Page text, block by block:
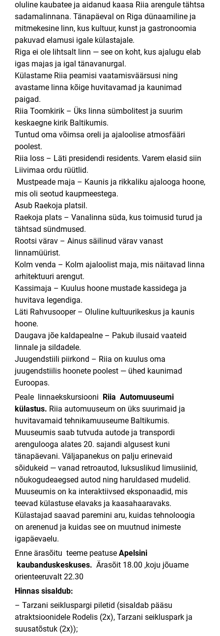
oluline kaubatee ja aidanud kaasa Riia arengule tähtsa
sadamalinnana. Tänapäeval on Riga dünaamiline ja
mitmekesine linn, kus kultuur, kunst ja gastronoomia
pakuvad elamusi igale külastajale.
Riga ei ole lihtsalt linn — see on koht, kus ajalugu elab
igas majas ja igal tänavanurgal.
Külastame Riia peamisi vaatamisväärsusi ning
avastame linna kõige huvitavamad ja kaunimad
paigad.
Riia Toomkirik – Üks linna sümbolitest ja suurim
keskaegne kirik Baltikumis.
Tuntud oma võimsa oreli ja ajaloolise atmosfääri
poolest.
Riia loss – Läti presidendi residents. Varem elasid siin
Liivimaa ordu rüütlid.
Mustpeade maja – Kaunis ja rikkaliku ajalooga hoone,
mis oli seotud kaupmeestega.
Asub Raekoja platsil.
Raekoja plats – Vanalinna süda, kus toimusid turud ja
tähtsad sündmused.
Rootsi värav – Ainus säilinud värav vanast
linnamüürist.
Kolm venda – Kolm ajaloolist maja, mis näitavad linna
arhitektuuri arengut.
Kassimaja – Kuulus hoone mustade kassidega ja
huvitava legendiga.
Läti Rahvusooper – Oluline kultuurikeskus ja kaunis
hoone.
Daugava jõe kaldapealne – Pakub ilusaid vaateid
linnale ja sildadele.
Juugendstiili piirkond – Riia on kuulus oma
juugendstiilis hoonete poolest — ühed kaunimad
Euroopas.
Peale linnaekskursiooni Riia Automuuseumi
külastus. Riia automuuseum on üks suurimaid ja
huvitavamaid tehnikamuuseume Baltikumis.
Muuseumis saab tutvuda autode ja transpordi
arengulooga alates 20. sajandi algusest kuni
tänapäevani. Väljapanekus on palju erinevaid
sõidukeid — vanad retroautod, luksuslikud limusiinid,
nõukogudeaegsed autod ning haruldased mudelid.
Muuseumis on ka interaktiivsed eksponaadid, mis
teevad külastuse elavaks ja kaasahaaravaks.
Külastajad saavad paremini aru, kuidas tehnoloogia
on arenenud ja kuidas see on muutnud inimeste
igapäevaelu.
Enne ärasõitu teeme peatuse Apelsini
kaubanduskeskuses. Ärasõit 18.00 ,koju jõuame
orienteeruvalt 22.30
Hinnas sisaldub:
– Tarzani seikluspargi piletid (sisaldab pääsu
atraktsioonidele Rodelis (2x), Tarzani seikluspark ja
suusatõstuk (2x));